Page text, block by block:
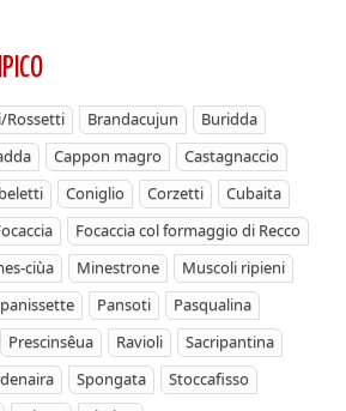
Rossetti Brandacujun
Buridda
Cappon magro
Castagnaccio
Coniglio Corzetti
Cubaita
Focaccia col formaggio di Recco
ciùa Minestrone
Muscoli ripieni
Pansoti
Pasqualina
Prescinsêua Ravioli
Sacripantina
Spongata
Stoccafisso